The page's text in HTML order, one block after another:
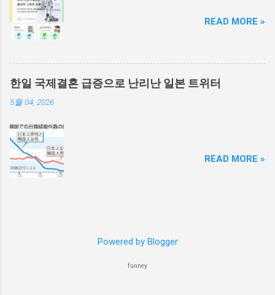
READ MORE »
한일 국제결혼 급증으로 난리난 일본 트위터
5월 04, 2026
READ MORE »
Powered by Blogger
funney